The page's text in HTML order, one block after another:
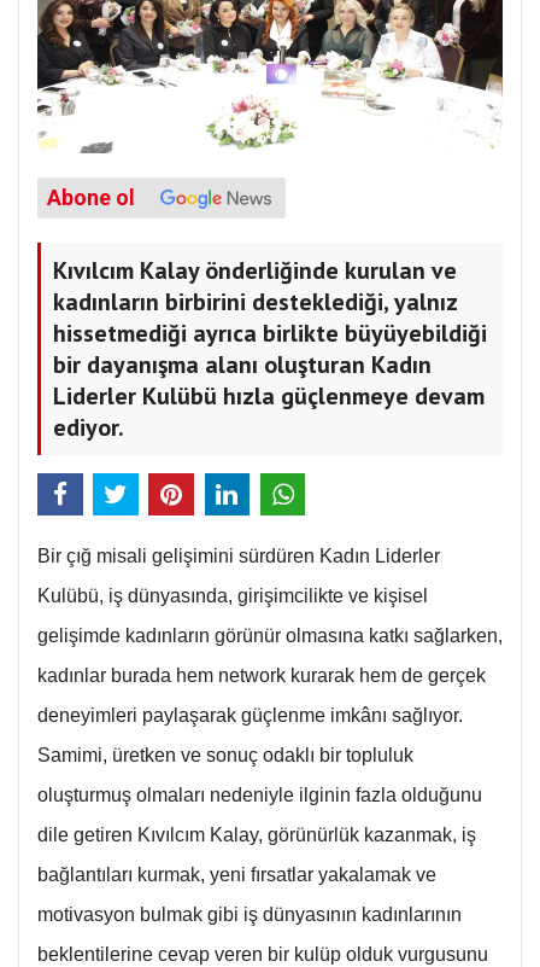
Abone ol
Kıvılcım Kalay önderliğinde kurulan ve
kadınların birbirini desteklediği, yalnız
hissetmediği ayrıca birlikte büyüyebildiği
bir dayanışma alanı oluşturan Kadın
Liderler Kulübü hızla güçlenmeye devam
ediyor.
Bir çığ misali gelişimini sürdüren Kadın Liderler
Kulübü, iş dünyasında, girişimcilikte ve kişisel
gelişimde kadınların görünür olmasına katkı sağlarken,
kadınlar burada hem network kurarak hem de gerçek
deneyimleri paylaşarak güçlenme imkânı sağlıyor.
Samimi, üretken ve sonuç odaklı bir topluluk
oluşturmuş olmaları nedeniyle ilginin fazla olduğunu
dile getiren Kıvılcım Kalay, görünürlük kazanmak, iş
bağlantıları kurmak, yeni fırsatlar yakalamak ve
motivasyon bulmak gibi iş dünyasının kadınlarının
beklentilerine cevap veren bir kulüp olduk vurgusunu